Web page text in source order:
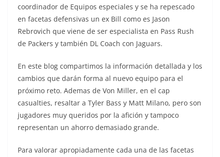
coordinador de Equipos especiales y se ha repescado
en facetas defensivas un ex Bill como es Jason
Rebrovich que viene de ser especialista en Pass Rush
de Packers y también DL Coach con Jaguars.
En este blog compartimos la información detallada y los
cambios que darán forma al nuevo equipo para el
próximo reto. Ademas de Von Miller, en el cap
casualties, resaltar a Tyler Bass y Matt Milano, pero son
jugadores muy queridos por la afición y tampoco
representan un ahorro demasiado grande.
Para valorar apropiadamente cada una de las facetas